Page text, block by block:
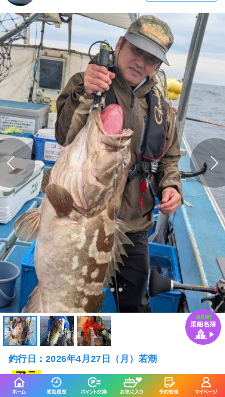
釣行日：2026年4月27日（月）若潮
アラ
ブリ